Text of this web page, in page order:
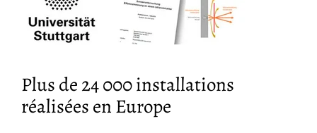
Plus de 24 000 installations
réalisées en Europe